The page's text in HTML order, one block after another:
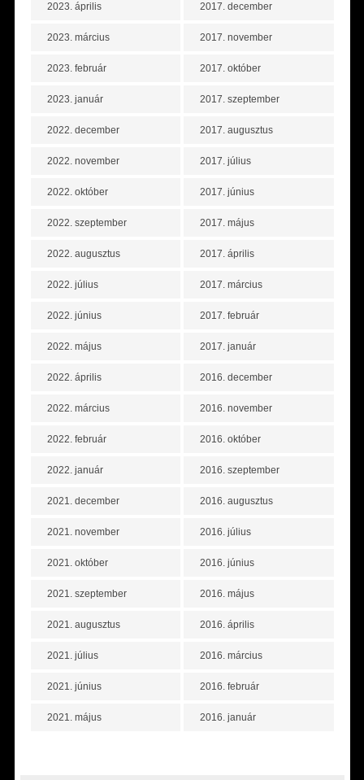
2023. április
2023. március
2023. február
2023. január
2022. december
2022. november
2022. október
2022. szeptember
2022. augusztus
2022. július
2022. június
2022. május
2022. április
2022. március
2022. február
2022. január
2021. december
2021. november
2021. október
2021. szeptember
2021. augusztus
2021. július
2021. június
2021. május
2017. december
2017. november
2017. október
2017. szeptember
2017. augusztus
2017. július
2017. június
2017. május
2017. április
2017. március
2017. február
2017. január
2016. december
2016. november
2016. október
2016. szeptember
2016. augusztus
2016. július
2016. június
2016. május
2016. április
2016. március
2016. február
2016. január